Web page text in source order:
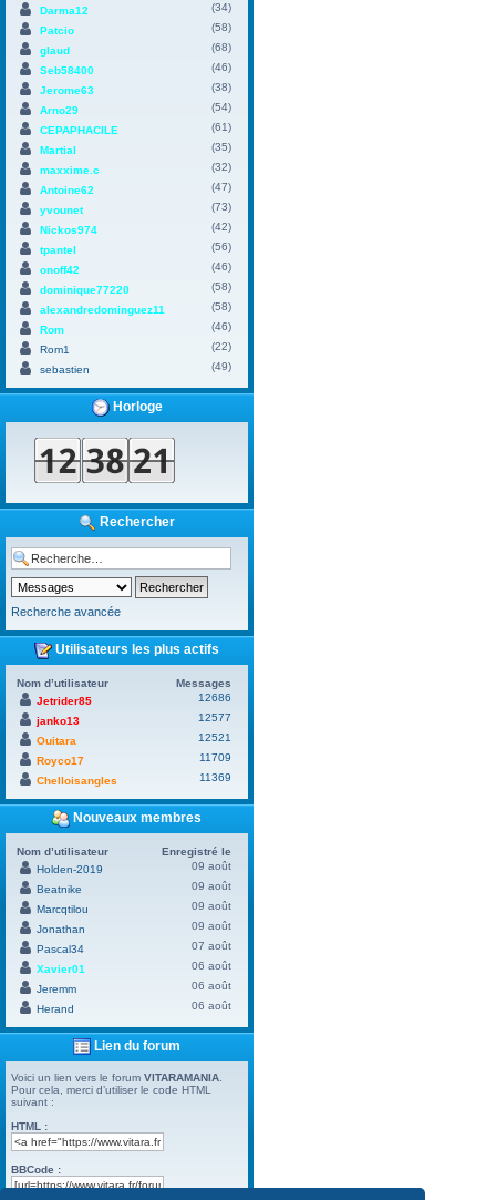
Darma12
(34)
Patcio
(58)
glaud
(68)
Seb58400
(46)
Jerome63
(38)
Arno29
(54)
CEPAPHACILE
(61)
Martial
(35)
maxxime.c
(32)
Antoine62
(47)
yvounet
(73)
Nickos974
(42)
tpantel
(56)
onoff42
(46)
dominique77220
(58)
alexandredominguez11
(58)
Rom
(46)
Rom1
(22)
sebastien
(49)
Horloge
Rechercher
Recherche avancée
Utilisateurs les plus actifs
Nom d’utilisateur
Messages
Jetrider85
12686
janko13
12577
Ouitara
12521
Royco17
11709
Chelloisangles
11369
Nouveaux membres
Nom d’utilisateur
Enregistré le
Holden-2019
09 août
Beatnike
09 août
Marcqtilou
09 août
Jonathan
09 août
Pascal34
07 août
Xavier01
06 août
Jeremm
06 août
Herand
06 août
Lien du forum
Voici un lien vers le forum VITARAMANIA
Pour cela, merci d’utiliser le code HTML
suivant :
HTML :
BBCode :